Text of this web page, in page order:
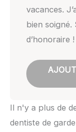
vacances.
bien soigné.
d’honoraire !
Il n'y a plus de
dentiste de